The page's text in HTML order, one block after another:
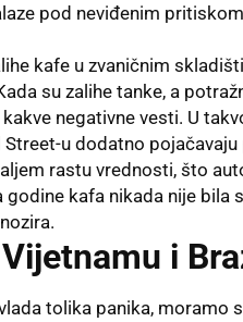
pod neviđenim
kafe u zvaničnim
su zalihe tanke, a
negativne vesti. U
u dodatno
rastu vrednosti, što
kafa nikada nije bila
i
tolika panika, moramo